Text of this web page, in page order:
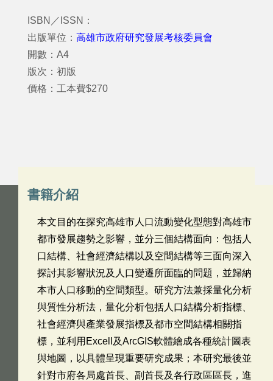
ISBN／ISSN：
出版單位： 高雄市政府研究發展考核委員會
開數：A4
版次：初版
價格：工本費$270
書籍介紹
本文目的在探究高雄市人口流動變化型態對高雄市
都市發展趨勢之影響，並分三個結構面向：包括人
口結構、社會經濟結構以及空間結構等三面向深入
探討其影響狀況及人口變遷所面臨的問題，並歸納
本市人口移動的空間類型。研究方法兼採量化分析
與質性分析法，量化分析包括人口結構分析指標、
社會經濟與產業發展指標及都市空間結構相關指
標，並利用Excell及ArcGIS軟體繪成各種統計圖表
與地圖，以具體呈現重要研究成果；本研究最後並
針對市府各局處首長、副首長及各行政區區長，進